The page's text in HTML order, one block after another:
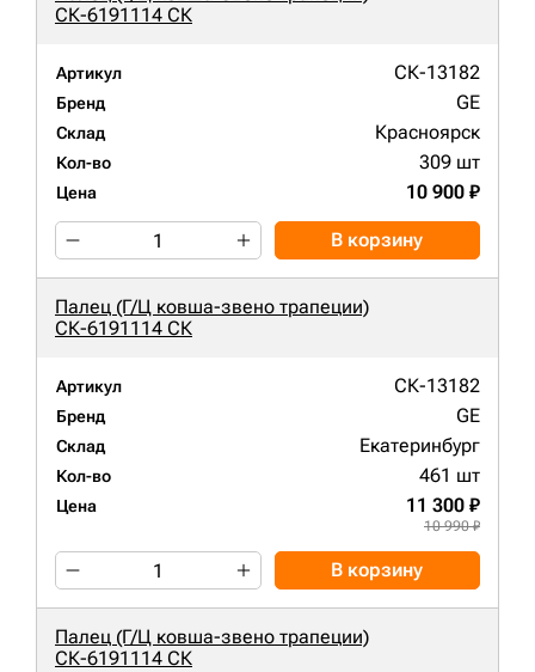
СК-6191114 СК
Артикул СК-13182
Бренд GE
Склад Красноярск
Кол-во 309 шт
Цена 10 900 ₽
В корзину
Палец (Г/Ц ковша-звено трапеции)
СК-6191114 СК
Артикул СК-13182
Бренд GE
Склад Екатеринбург
Кол-во 461 шт
Цена 11 300 ₽
10 990 ₽
В корзину
Палец (Г/Ц ковша-звено трапеции)
СК-6191114 СК